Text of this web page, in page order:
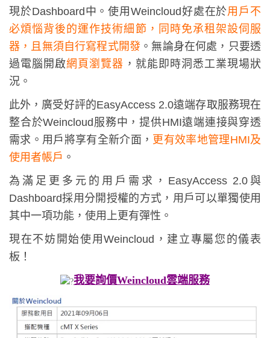
現於Dashboard中。使⽤Weincloud好處在於⽤⼾不
必煩惱背後的運作技術細節，同時免承租架設伺服
器，且無須⾃⾏寫程式開發 。無論⾝在何處，只要透
過電腦開啟網⾴瀏覽器 ，就能即時洞悉⼯業現場狀
況。
此外，廣受好評的EasyAccess 2.0遠端存取服務現在
整合於Weincloud服務中，提供HMI遠端連接與穿透
需求。⽤⼾將享有全新介⾯， 更有效率地管理HMI及
使⽤者帳⼾ 。
為滿⾜更多元的⽤⼾需求，EasyAccess 2.0與
Dashboard採⽤分開授權的⽅式，⽤⼾可以單獨使⽤
其中⼀項功能，使⽤上更有彈性。
現在不妨開始使⽤Weincloud，建立專屬您的儀表
板！
我要詢價Weincloud雲端服務